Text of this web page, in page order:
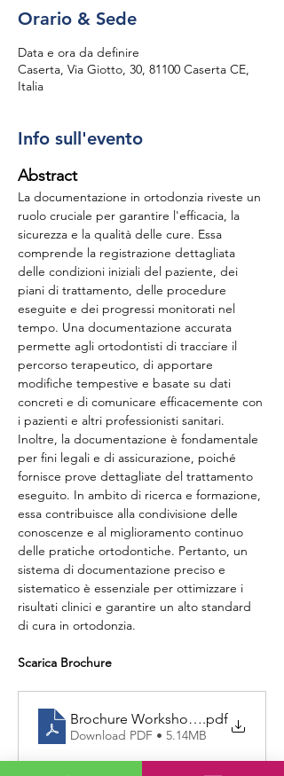
Orario & Sede
Data e ora da definire
Caserta, Via Giotto, 30, 81100 Caserta CE,
Italia
Info sull'evento
Abstract
La documentazione in ortodonzia riveste un
ruolo cruciale per garantire l'efficacia, la
sicurezza e la qualità delle cure. Essa
comprende la registrazione dettagliata
delle condizioni iniziali del paziente, dei
piani di trattamento, delle procedure
eseguite e dei progressi monitorati nel
tempo. Una documentazione accurata
permette agli ortodontisti di tracciare il
percorso terapeutico, di apportare
modifiche tempestive e basate su dati
concreti e di comunicare efficacemente con
i pazienti e altri professionisti sanitari.
Inoltre, la documentazione è fondamentale
per fini legali e di assicurazione, poiché
fornisce prove dettagliate del trattamento
eseguito. In ambito di ricerca e formazione,
essa contribuisce alla condivisione delle
conoscenze e al miglioramento continuo
delle pratiche ortodontiche. Pertanto, un
sistema di documentazione preciso e
sistematico è essenziale per ottimizzare i
risultati clinici e garantire un alto standard
di cura in ortodonzia.
Scarica Brochure
Brochure Workshop .pdf
Download PDF • 5.14MB